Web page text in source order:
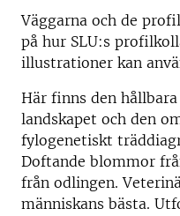
Väggarna och de
på hur SLU:s
illustrationer kan
Här finns den
landskapet och den
fylogenetiskt
Doftande blommor
från odlingen.
människans bästa.